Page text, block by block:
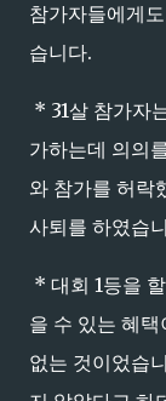
참가자들에게
습니다.
* 31살 참가자
가하는데 의의
와 참가를 허락
사퇴를 하였습
* 대회 1등을
을 수 있는 혜
없는 것이었습